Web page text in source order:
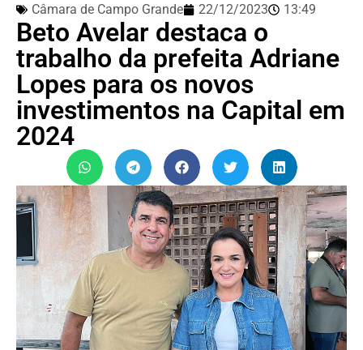
Câmara de Campo Grande 22/12/2023 13:49
Beto Avelar destaca o
trabalho da prefeita Adriane
Lopes para os novos
investimentos na Capital em
2024